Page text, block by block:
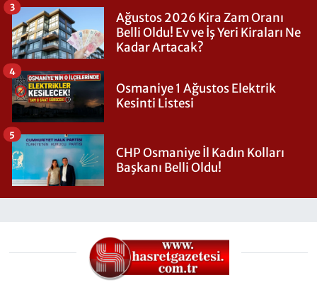
Ağustos 2026 Kira Zam Oranı
Belli Oldu! Ev ve İş Yeri Kiraları Ne
Kadar Artacak?
3
Osmaniye 1 Ağustos Elektrik
Kesinti Listesi
4
CHP Osmaniye İl Kadın Kolları
Başkanı Belli Oldu!
5